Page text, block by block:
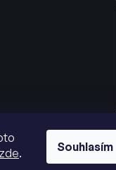
zde. Souhlasím